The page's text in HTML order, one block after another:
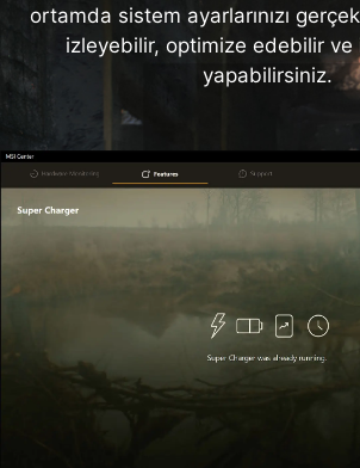
ortamda sistem ayarlarınızı
izleyebilir, optimize edebilir ve
yapabilirsiniz.